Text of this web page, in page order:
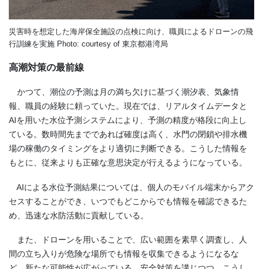
災害時を想定した海岸保全施設の点検に向け、職員によるドローンの飛
行訓練を実施 Photo: courtesy of 東京都港湾局
高潮対策の最前線
かつて、潮位の予測は月の満ち欠けに基づく潮汐表、気象情
報、職員の経験に頼っていた。現在では、リアルタイムデータと
AIを用いた水位予測システムにより、予測の精度が格段に向上し
ている。数時間先までであれば確度は高く、水門の閉鎖や排水機
場の稼働のタイミングをより適切に判断できる。こうした情報を
もとに、従来よりも正確な意思決定が行えるようになっている。
AIによる水位予測結果については、個人のモバイル端末からアク
セスすることができ、いつでもどこからでも情報を確認できるた
め、迅速な水防活動に貢献している。
また、ドローンを用いることで、広い範囲を素早く調査し、人
間の立ち入りが危険な場所でも情報を収集できるようになるな